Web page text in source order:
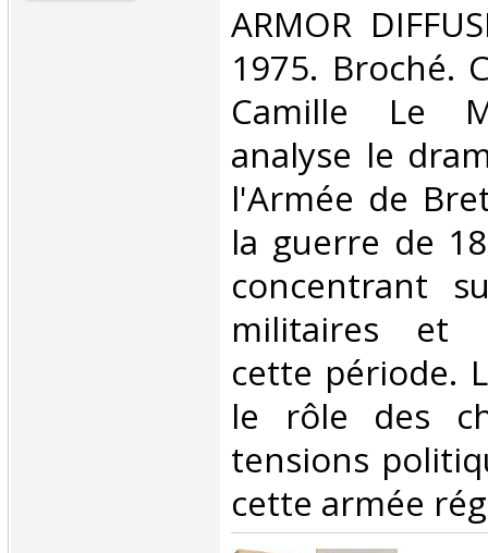
‎ARMOR
1975. Broché.
Camille Le
analyse le
l'Armée de
la guerre de
concentrant
militaires et
cette période.
le rôle des
tensions
cette armée